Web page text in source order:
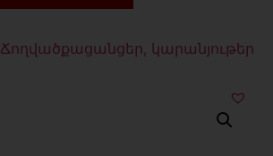
Ճողվածքացանցեր, կարանյութեր